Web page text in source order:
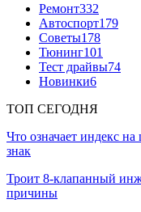
Ремонт332
Автоспорт179
Советы178
Тюнинг101
Тест драйвы74
Новинки6
ТОП СЕГОДНЯ
Что означает индекс
знак
Троит 8-клапанный
причины